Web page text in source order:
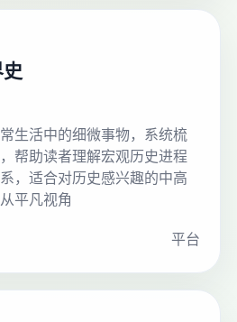
生活中的细微事物，系统梳
帮助读者理解宏观历史进程
，适合对历史感兴趣的中高
平凡视角
平台